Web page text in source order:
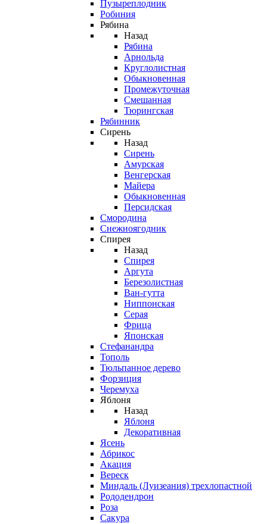
Пузыреплодник
Робиния
Рябина
Назад
Рябина
Арнольда
Круглолистная
Обыкновенная
Промежуточная
Смешанная
Тюрингская
Рябинник
Сирень
Назад
Сирень
Амурская
Венгерская
Майера
Обыкновенная
Персидская
Смородина
Снежноягодник
Спирея
Назад
Спирея
Аргута
Березолистная
Ван-гутта
Ниппонская
Серая
Фрица
Японская
Стефанандра
Тополь
Тюльпанное дерево
Форзиция
Черемуха
Яблоня
Назад
Яблоня
Декоративная
Ясень
Абрикос
Акация
Вереск
Миндаль (Луизеания) трехлопастной
Рододендрон
Роза
Сакура